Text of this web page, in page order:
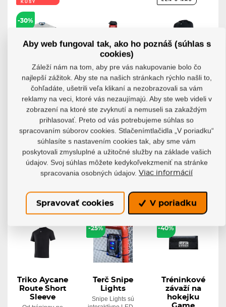
KUSY
-30%
set
Sherwood
Ideálna sada pre
tréningové...
Skladom
23,90 €
16,73 €
Detail
Terč Rojo
Target RJ9
Hockey
Target
Tréningový terč
RJ9 je vytvorený...
Skladom
39,40 €
Detail
dlouhým
rukávem
Aycane Evo
Hybrid...
Predstavujeme
Skladom
100,93 €
Detail
LEN U NÁS
Triko Aycane
Route Short
Sleeve
POSLEDNÉ
-25%
Terč Snipe
Lights
Snipe Lights sú
POSLEDNÉ
-40%
Tréninkové
závaží na
hokejku
Aby web fungoval tak, ako ho poznáš (súhlas s
cookies)
Záleží nám na tom, aby pre vás nakupovanie bolo čo
najlepší zážitok. Aby ste na našich stránkach rýchlo našli to,
čohľadáte, ušetrili veľa klikaní a nezobrazovali sa vám
reklamy na veci, ktoré vás nezaujímajú. Aby ste web videli v
zobrazení na ktoré ste zvyknutí a nemuseli sa zakaždým
prihlasovať. Preto od vás potrebujeme súhlas so
spracovaním súborov cookies. Stlačenímtlačidla „V poriadku“
súhlasíte s nastavením cookies tak, aby sme vám
poskytovali zmysluplné a užitočné služby na základe vašich
údajov. Svoj súhlas môžete kedykoľvekzmeniť na stránke
spracovania osobných údajov. Viac informácií
Spravovať cookies V poriadku